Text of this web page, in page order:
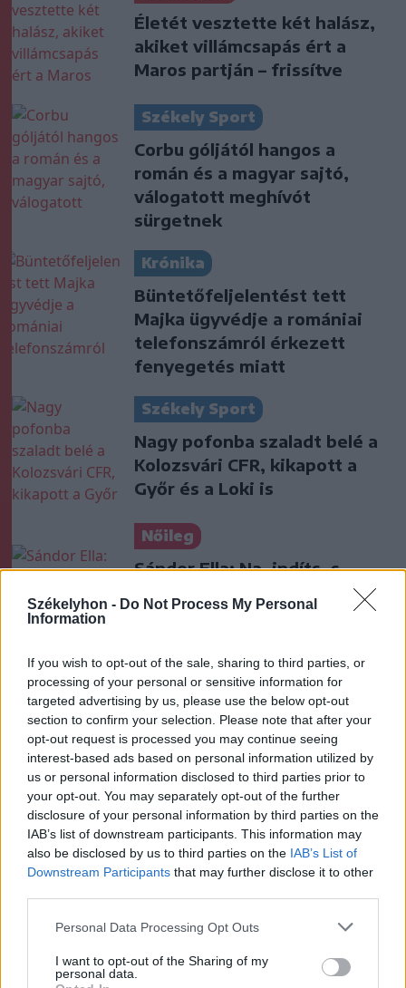
Székelyhon - Do Not Process My Personal
Information
If you wish to opt-out of the sale, sharing to third parties, or
processing of your personal or sensitive information for
targeted advertising by us, please use the below opt-out
section to confirm your selection. Please note that after your
opt-out request is processed you may continue seeing
interest-based ads based on personal information utilized by
us or personal information disclosed to third parties prior to
your opt-out. You may separately opt-out of the further
disclosure of your personal information by third parties on the
IAB’s list of downstream participants. This information may
also be disclosed by us to third parties on the IAB’s List of
Downstream Participants that may further disclose it to other
Personal Data Processing Opt Outs
I want to opt-out of the Sharing of my
personal data.
Életét vesztette két halász,
akiket villámcsapás ért a
Maros partján – frissítve
Székely Sport
Corbu góljától hangos a
román és a magyar sajtó,
válogatott meghívót
sürgetnek
Krónika
Büntetőfeljelentést tett
Majka ügyvédje a romániai
telefonszámról érkezett
fenyegetés miatt
Székely Sport
Nagy pofonba szaladt belé a
Kolozsvári CFR, kikapott a
Győr és a Loki is
Nőileg
Sándor Ella: Na, indíts, s
A rovat további cikkei
2026. augusztus 06., csütörtök
Időszakos vízszünet